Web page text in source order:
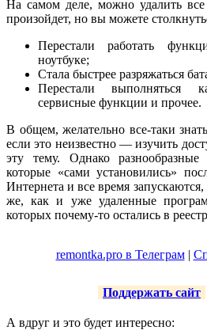
На самом деле, можно удалить
произойдет, но вы можете
Перестали работать
ноутбуке;
Стала быстрее разряжаться
Перестали выполняться
сервисные функции и прочее.
В общем, желательно все-таки
если это неизвестно — изучить
эту тему. Однако
которые «сами установились»
Интернета и все время
же, как и уже удаленные
которых почему-то остались в
remontka.pro в Телеграм|
Поддержать сайт
А вдруг и это будет интересно: